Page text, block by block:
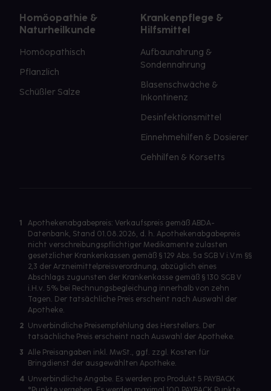
Homöopathie &
Naturheilkunde
Homöopathisch
Pflanzlich
Schüßler Salze
Krankenpflege &
Hilfsmittel
Aufbaunahrung &
Sondennahrung
Blasenschwäche &
Inkontinenz
Desinfektionsmittel
Einnehmehilfen & Dosierer
Gehhilfen & Korsetts
1
Apothekenabgabepreis: Verkaufspreis gemäß ABDA-
Datenbank, Stand 01.08.2026, d. h. Apothekenabgabepreis
nicht verschreibungspflichtiger Medikamente zulasten
gesetzlicher Krankenkassen gemäß § 129 Abs. 5a SGB V i.V.m §§
2,3 der Arzneimittelpreisverordnung, abzüglich eines
Abschlags zugunsten der Krankenkasse gemäß § 130 SGB V
i.H.v. 5% bei Rechnungsbegleichung innerhalb von zehn
Tagen. Der tatsächliche Preis erscheint nach Auswahl der
Apotheke.
2 Unverbindliche Preisempfehlung des Herstellers. Der
tatsächliche Preis erscheint nach Auswahl der Apotheke.
3 Alle Preisangaben inkl. MwSt., ggf. zzgl. Kosten für
Bringdienst der ausgewählten Apotheke.
4 Unverbindliche Angabe. Es werden pro Produkt 5 PAYBACK